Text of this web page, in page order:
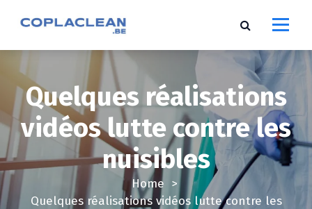
o
n
t
e
n
Quelques réalisations
vidéos lutte contre les
nuisibles
Home >
Quelques réalisations vidéos lutte contre les